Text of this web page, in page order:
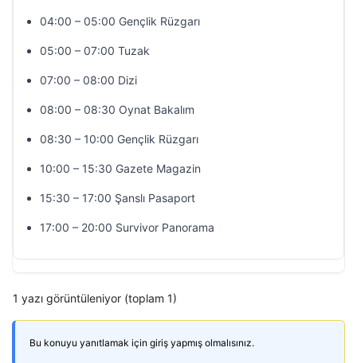
04:00 – 05:00 Gençlik Rüzgarı
05:00 – 07:00 Tuzak
07:00 – 08:00 Dizi
08:00 – 08:30 Oynat Bakalım
08:30 – 10:00 Gençlik Rüzgarı
10:00 – 15:30 Gazete Magazin
15:30 – 17:00 Şanslı Pasaport
17:00 – 20:00 Survivor Panorama
1 yazı görüntüleniyor (toplam 1)
Bu konuyu yanıtlamak için giriş yapmış olmalısınız.